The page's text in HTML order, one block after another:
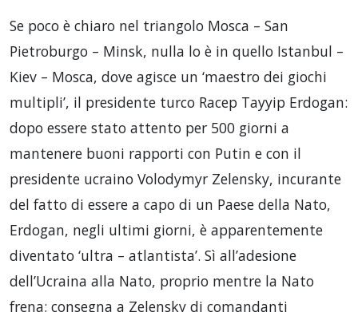
Se poco è chiaro nel triangolo Mosca – San
Pietroburgo – Minsk, nulla lo è in quello Istanbul –
Kiev – Mosca, dove agisce un ‘maestro dei giochi
multipli’, il presidente turco Racep Tayyip Erdogan:
dopo essere stato attento per 500 giorni a
mantenere buoni rapporti con Putin e con il
presidente ucraino Volodymyr Zelensky, incurante
del fatto di essere a capo di un Paese della Nato,
Erdogan, negli ultimi giorni, è apparentemente
diventato ‘ultra – atlantista’. Sì all’adesione
dell’Ucraina alla Nato, proprio mentre la Nato
frena; consegna a Zelensky di comandanti